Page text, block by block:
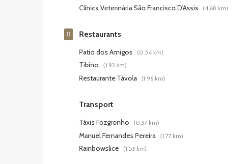
Clínica Veterinária São Francisco D'Assis (4.68 km)
Restaurants
Patio dos Amigos (0.54 km)
Tibino (1.93 km)
Restaurante Távola (1.96 km)
Transport
Táxis Fozgronho (0.37 km)
Manuel Fernandes Pereira (1.77 km)
Rainbowslice (1.53 km)